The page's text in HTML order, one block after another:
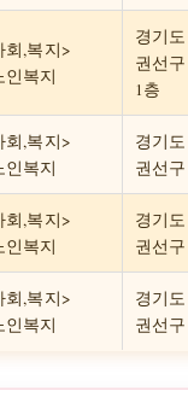
회,복지>
인복지
경기
권선
1층
회,복지>
인복지
경기
권선
회,복지>
인복지
경기
권선
회,복지>
인복지
경기
권선